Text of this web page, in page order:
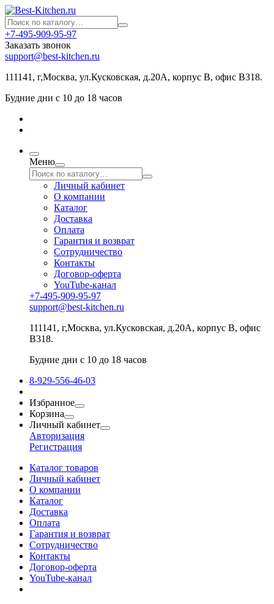
+7-495-909-95-97
Заказать звонок
support@best-kitchen.ru
111141, г,Москва, ул.Кусковская, д.20А, корпус В, офис В318.
Будние дни с 10 до 18 часов
Меню
Личный кабинет
О компании
Каталог
Доставка
Оплата
Гарантия и возврат
Сотрудничество
Контакты
Договор-оферта
YouTube-канал
+7-495-909-95-97
support@best-kitchen.ru
111141, г,Москва, ул.Кусковская, д.20А, корпус В, офис
В318.
Будние дни с 10 до 18 часов
8-929-556-46-03
Избранное
Корзина
Личный кабинет
Авторизация
Регистрация
Каталог товаров
Личный кабинет
О компании
Каталог
Доставка
Оплата
Гарантия и возврат
Сотрудничество
Контакты
Договор-оферта
YouTube-канал